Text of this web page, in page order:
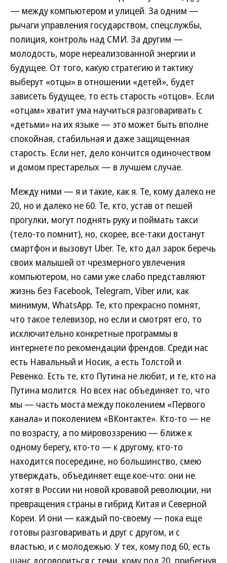
— между компьютером и улицей. За одним —
рычаги управления государством, спецслужбы,
полиция, контроль над СМИ. За другим —
молодость, море нереализованной энергии и
будущее. От того, какую стратегию и тактику
выберут «отцы» в отношении «детей», будет
зависеть будущее, то есть старость «отцов». Если
«отцам» хватит ума научиться разговаривать с
«детьми» на их языке — это может быть вполне
спокойная, стабильная и даже защищенная
старость. Если нет, дело кончится одиночеством
и домом престарелых — в лучшем случае.
Между ними — я и такие, как я. Те, кому далеко не
20, но и далеко не 60. Те, кто, устав от пешей
прогулки, могут поднять руку и поймать такси
(тело-то помнит), но, скорее, все-таки достанут
смартфон и вызовут Uber. Те, кто дал зарок беречь
своих малышей от чрезмерного увлечения
компьютером, но сами уже слабо представляют
жизнь без Facebook, Telegram, Viber или, как
минимум, WhatsApp. Те, кто прекрасно помнят,
что такое телевизор, но если и смотрят его, то
исключительно конкретные программы в
интернете по рекомендации френдов. Среди нас
есть Навальный и Носик, а есть Толстой и
Ревенко. Есть те, кто Путина не любит, и те, кто на
Путина молится. Но всех нас объединяет то, что
мы — часть моста между поколением «Первого
канала» и поколением «ВКонтакте». Кто-то — не
по возрасту, а по мировоззрению — ближе к
одному берегу, кто-то — к другому, кто-то
находится посередине, но большинство, смею
утверждать, объединяет еще кое-что: они не
хотят в России ни новой кровавой революции, ни
превращения страны в гибрид Китая и Северной
Кореи. И они — каждый по-своему — пока еще
готовы разговаривать и друг с другом, и с
властью, и с молодежью. У тех, кому под 60, есть
шанс договориться с теми, кому под 20, прибегнув